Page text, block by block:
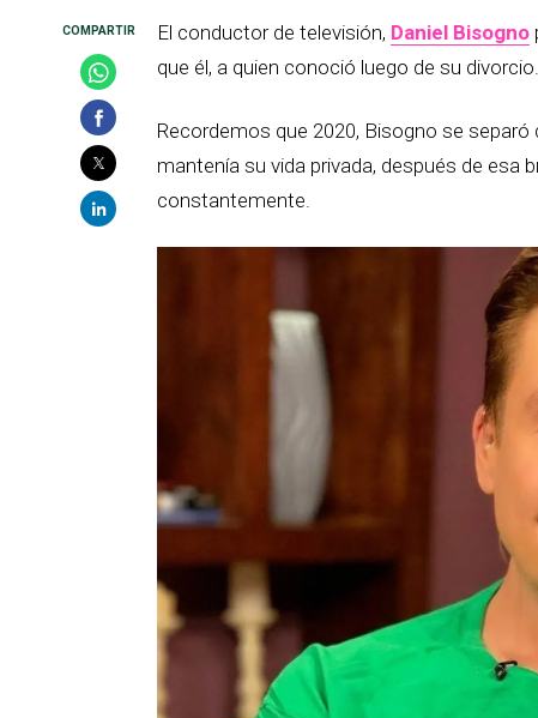
El conductor de televisión, Daniel Bisogno
que él, a quien conoció luego de su divorcio.
Recordemos que 2020, Bisogno se
mantenía su vida privada, después de esa
constantemente.